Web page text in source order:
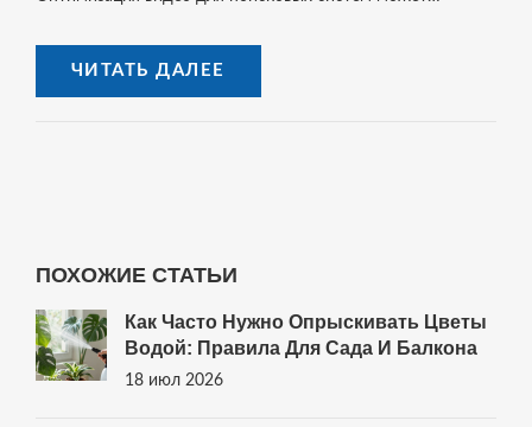
рассмотрены стратегии, которые помогут эффективно
интегрировать SEO в видео-контент. Также приведены
советы от известных экспертов по продвижению в
ЧИТАТЬ ДАЛЕЕ
ПОХОЖИЕ СТАТЬИ
Как Часто Нужно Опрыскивать Цветы
Водой: Правила Для Сада И Балкона
18 июл 2026